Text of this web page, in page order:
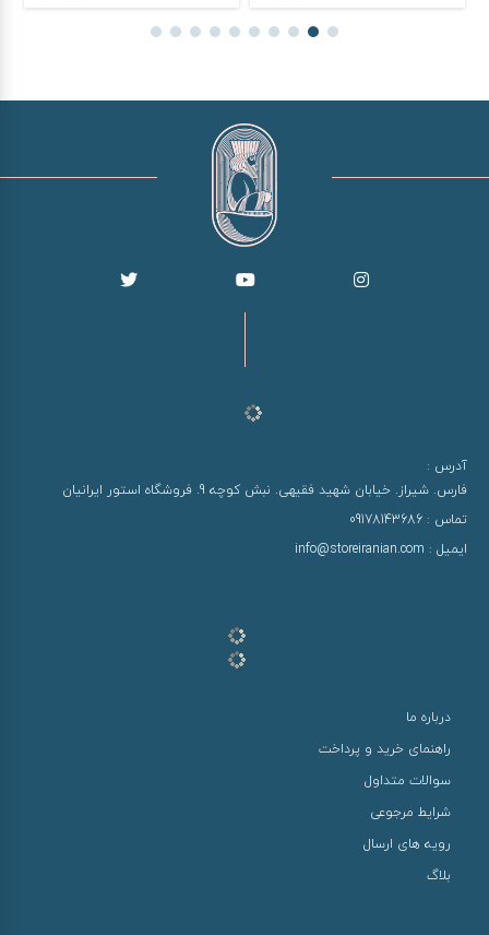
آدرس :
فارس. شیراز. خیابان شهید فقیهی. نبش کوچه 9. فروشگاه استور ایرانیان
تماس : 09178143686
ایمیل : info@storeiranian.com
درباره ما
راهنمای خرید و پرداخت
سوالات متداول
شرایط مرجوعی
رویه های ارسال
بلاگ